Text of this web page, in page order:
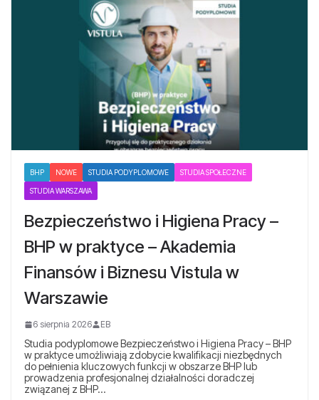
BHP NOWE STUDIA PODYPLOMOWE STUDIA SPOŁECZNE
STUDIA WARSZAWA
Bezpieczeństwo i Higiena Pracy –
BHP w praktyce – Akademia
Finansów i Biznesu Vistula w
Warszawie
6 sierpnia 2026 EB
Studia podyplomowe Bezpieczeństwo i Higiena Pracy – BHP
w praktyce umożliwiają zdobycie kwalifikacji niezbędnych
do pełnienia kluczowych funkcji w obszarze BHP lub
prowadzenia profesjonalnej działalności doradczej
związanej z BHP…